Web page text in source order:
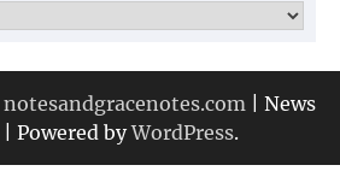
notesandgracenotes.com | News
| Powered byWordPress.